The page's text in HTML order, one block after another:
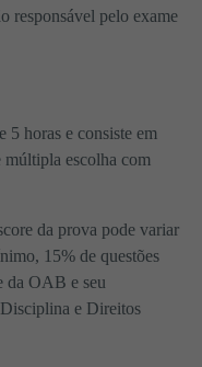
responsável pelo exame
horas e consiste em
múltipla escolha com
da prova pode variar
15% de questões
da OAB e seu
e Direitos